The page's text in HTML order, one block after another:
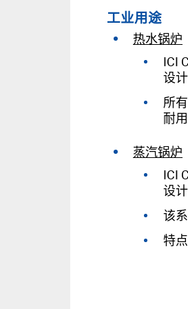
工业用途
热水锅炉
ICI
设计
所
耐用
蒸汽锅炉
ICI
设计
该
特